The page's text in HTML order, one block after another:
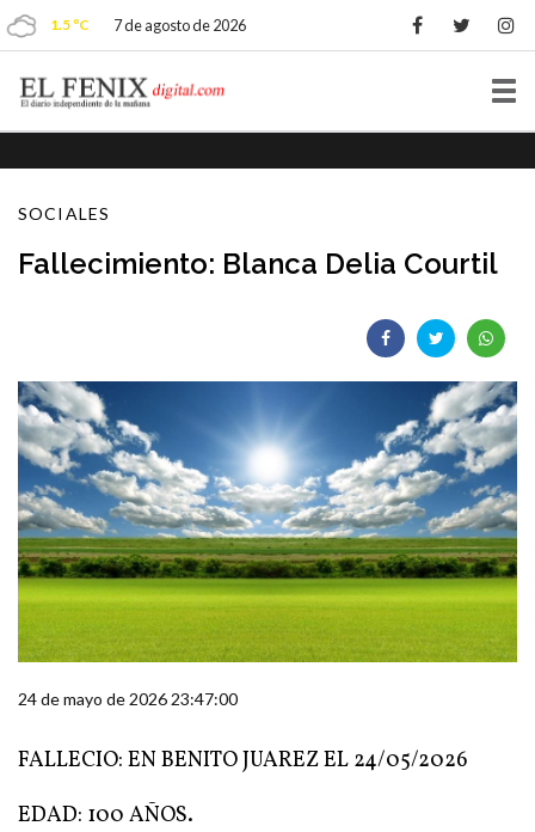
1.5 ºC 7 de agosto de 2026
SOCIALES
Fallecimiento: Blanca Delia Courtil
24 de mayo de 2026 23:47:00
FALLECIO: EN BENITO JUAREZ EL 24/05/2026
EDAD: 100 AÑOS.